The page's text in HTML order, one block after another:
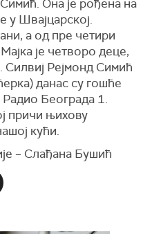
Она је рођена на
у Швајцарској.
а од пре четири
је четворо деце,
Силвиј Рејмонд Симић
данас су гошће
Радио Београда 1.
причи њихову
кући.
– Слађана Бушић